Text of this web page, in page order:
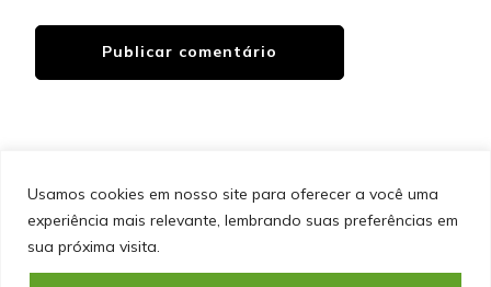
Usamos cookies em nosso site para oferecer a você uma
experiência mais relevante, lembrando suas preferências em
sua próxima visita.
SITEMAP POLÍTICA DE PRIVACIDADE
EQUIPE